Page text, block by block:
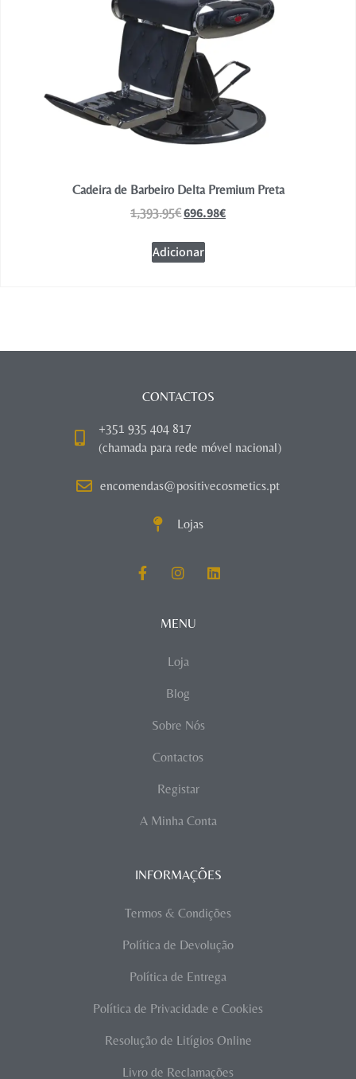
Cadeira de Barbeiro Delta Premium Preta
1,393.95€696.98€
Adicionar
CONTACTOS
+351 935 404 817
(chamada para rede móvel nacional)
encomendas@positivecosmetics.pt
Lojas
MENU
Loja
Blog
Sobre Nós
Contactos
Registar
A Minha Conta
INFORMAÇÕES
Termos & Condições
Política de Devolução
Política de Entrega
Política de Privacidade e Cookies
Resolução de Litígios Online
Livro de Reclamações